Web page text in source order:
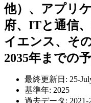
他）、アプリ
府、ITと通信
イエンス、そ
2035年までの
最終更新日: 25-
基準年: 2025
過去データ: 2021-